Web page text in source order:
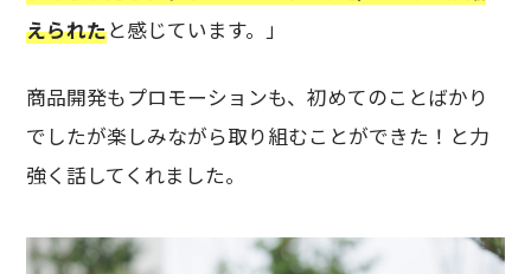
えられたと感じています。」
商品開発もプロモーションも、初めてのことばかり
でしたが楽しみながら取り組むことができた！と力
強く話してくれました。